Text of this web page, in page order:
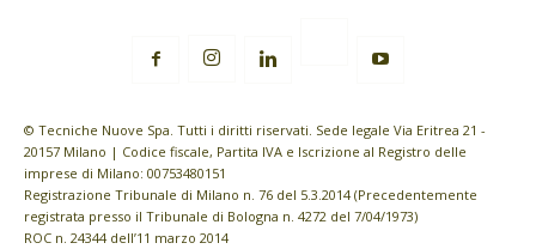
© Tecniche Nuove Spa. Tutti i diritti riservati. Sede legale Via Eritrea 21 -
20157 Milano | Codice fiscale, Partita IVA e Iscrizione al Registro delle
imprese di Milano: 00753480151
Registrazione Tribunale di Milano n. 76 del 5.3.2014 (Precedentemente
registrata presso il Tribunale di Bologna n. 4272 del 7/04/1973)
ROC n. 24344 dell’11 marzo 2014